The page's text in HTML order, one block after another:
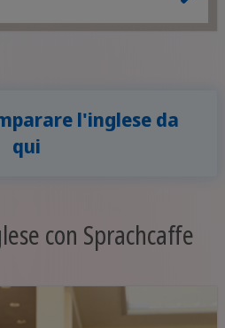
l'inglese da
qui
con Sprachcaffe